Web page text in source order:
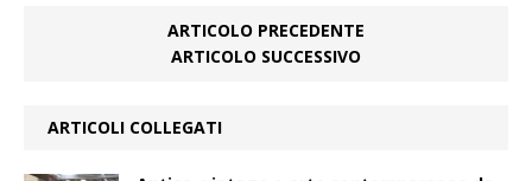
ARTICOLO PRECEDENTE
ARTICOLO SUCCESSIVO
ARTICOLI COLLEGATI